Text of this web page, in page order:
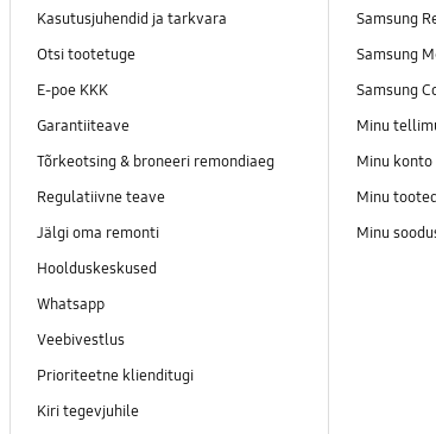
Kasutusjuhendid ja tarkvara
Otsi tootetuge
E-poe KKK
Garantiiteave
Tõrkeotsing & broneeri remondiaeg
Regulatiivne teave
Jälgi oma remonti
Hoolduskeskused
Whatsapp
Veebivestlus
Prioriteetne klienditugi
Kiri tegevjuhile
Samsung
Samsung
Samsung
Minu
Minu konto
Minu
Minu